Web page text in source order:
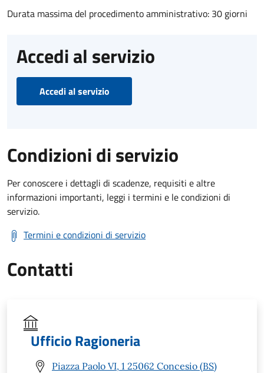
Durata massima del procedimento amministrativo: 30 giorni
Accedi al servizio
Accedi al servizio
Condizioni di servizio
Per conoscere i dettagli di scadenze, requisiti e altre
informazioni importanti, leggi i termini e le condizioni di
servizio.
Termini e condizioni di servizio
Contatti
Ufficio Ragioneria
Piazza Paolo VI, 1 25062 Concesio (BS)